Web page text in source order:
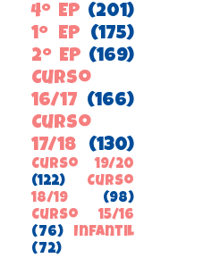
4º EP (201)
1º EP
(175)
2º EP (169)
Curso
16/17 (166)
Curso
17/18
(130)
Curso 19/20
(122)
Curso
18/19
(98)
Curso 15/16
(76)
Infantil
(72)